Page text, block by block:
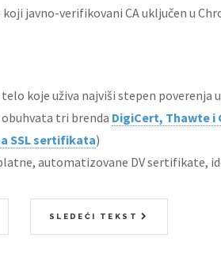
javno-verifikovani CA uključen u
koje uživa najviši stepen poverenja
tri brenda DigiCert, Thawte i
SSL sertifikata)
automatizovane DV sertifikate,
SLEDEĆI TEKST